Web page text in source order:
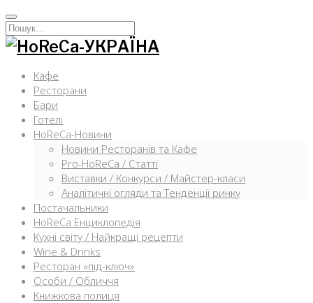
Перейти
к
содержимому
Искать:
Кафе
Ресторани
Бари
Готелі
HoReCa-Новини
Новини Ресторанів та Кафе
Pro-HoReCa / Статті
Виставки / Конкурси / Майстер-класи
Аналітичні огляди та Тенденції ринку
Постачальники
HoReCa Енциклопедія
Кухні світу / Найкращі рецепти
Wine & Drinks
Ресторан «під-ключ»
Особи / Обличчя
Книжкова полиця